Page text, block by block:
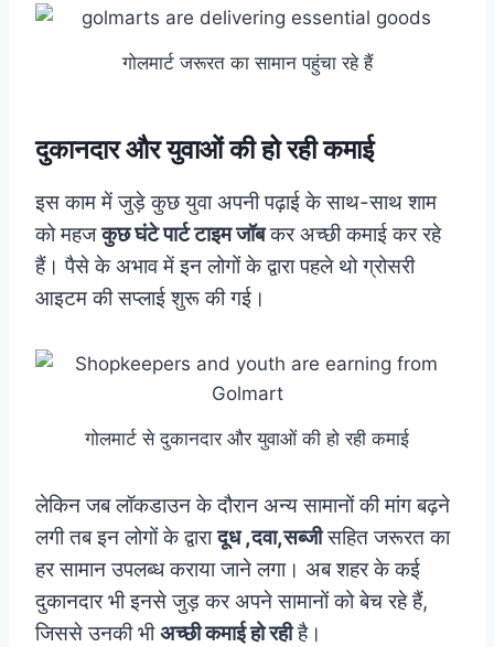
गोलमार्ट जरूरत का सामान पहुंचा रहे हैं
दुकानदार और युवाओं की हो रही कमाई
इस काम में जुड़े कुछ युवा अपनी पढ़ाई के साथ-साथ शाम
को महजकुछ घंटे पार्ट टाइम जॉबकर अच्छी कमाई कर रहे
हैं। पैसे के अभाव में इन लोगों के द्वारा पहले थो ग्रोसरी
आइटम की सप्लाई शुरू की गई।
गोलमार्ट से दुकानदार और युवाओं की हो रही कमाई
लेकिन जब लॉकडाउन के दौरान अन्य सामानों की मांग बढ़ने
लगी तब इन लोगों के द्वारादूध ,दवा,सब्जीसहित जरूरत का
हर सामान उपलब्ध कराया जाने लगा। अब शहर के कई
दुकानदार भी इनसे जुड़ कर अपने सामानों को बेच रहे हैं,
जिससे उनकी भीअच्छी कमाई हो रहीहै।